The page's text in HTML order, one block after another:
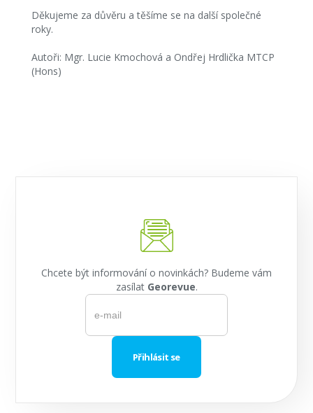
Děkujeme za důvěru a těšíme se na další společné
roky.
Autoři: Mgr. Lucie Kmochová a Ondřej Hrdlička MTCP
(Hons)
Chcete být informování o novinkách? Budeme vám
zasílat Georevue.